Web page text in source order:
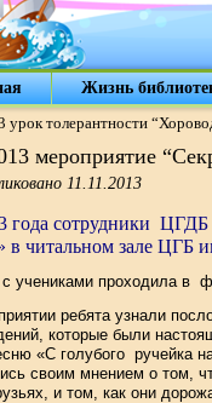
Жизнь
урок толерантности
мероприятие
11.11.2013
года сотрудники
в читальном зале ЦГБ
с учениками проходила в
ребята узнали
которые были
«С голубого ручейка
своим мнением о том,
и том, как они